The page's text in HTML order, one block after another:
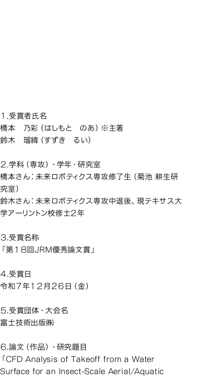
受賞しました
受賞しました
受賞しました
受賞しました
１.受賞者氏名
橋本 乃彩（はしもと のあ）※主著
鈴木 瑠緯（すずき るい）
２.学科（専攻）・学年・研究室
橋本さん：未来ロボティクス専攻修了生（菊池 耕生研
究室）
鈴木さん：未来ロボティクス専攻中退後、現テキサス大
学アーリントン校修士２年
３.受賞名称
「第１８回JRM優秀論文賞」
４.受賞日
令和７年１２月２６日（金）
５.受賞団体・大会名
富士技術出版㈱
６.論文（作品）・研究題目
「CFD Analysis of Takeoff from a Water
Surface for an Insect-Scale Aerial/Aquatic